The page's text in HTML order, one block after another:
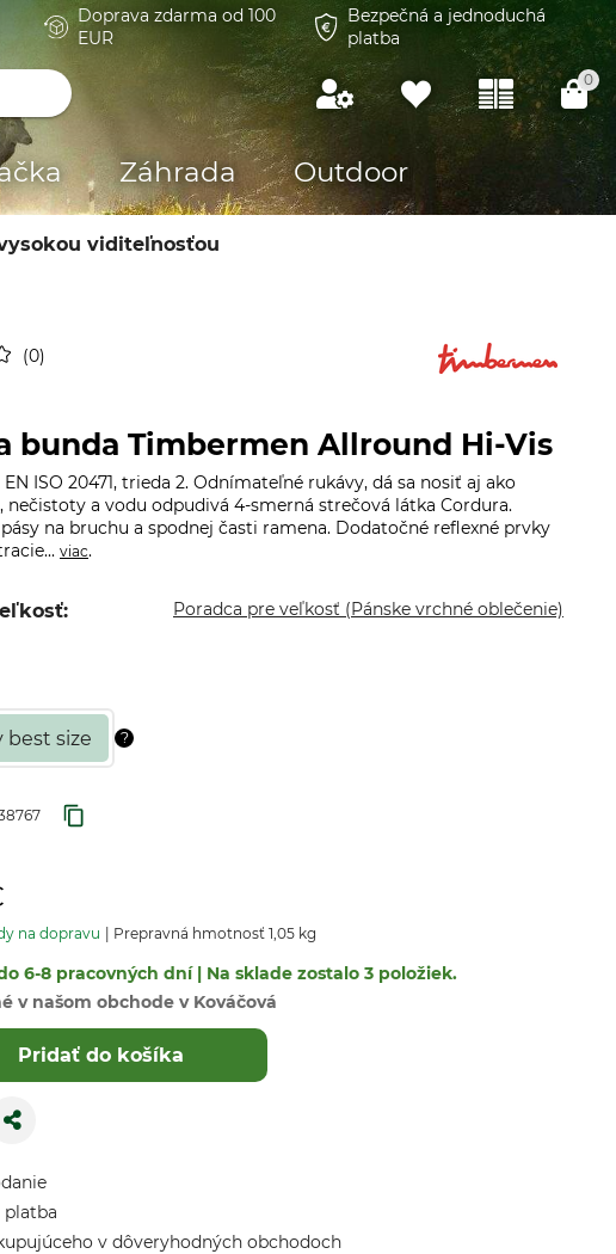
Doprava zdarma od 100
EUR
Bezpečná a jednoduchá
platba
0
Záhrada Outdoor
viditeľnosťou
0
bunda Timbermen Allround Hi-Vis
EN ISO 20471, trieda 2. Odnímateľné rukávy, dá sa nosiť aj ako
nečistoty a vodu odpudivá 4-smerná strečová látka Cordura.
na bruchu a spodnej časti ramena. Dodatočné reflexné prvky
viac.
Poradca pre veľkosť (Pánske vrchné oblečenie)
na dopravu Prepravná hmotnosť 1,05 kg
6-8 pracovných dní | Na sklade zostalo 3 položiek.
v našom obchode v Kováčová
Pridať do košíka
platba
v dôveryhodných obchodoch